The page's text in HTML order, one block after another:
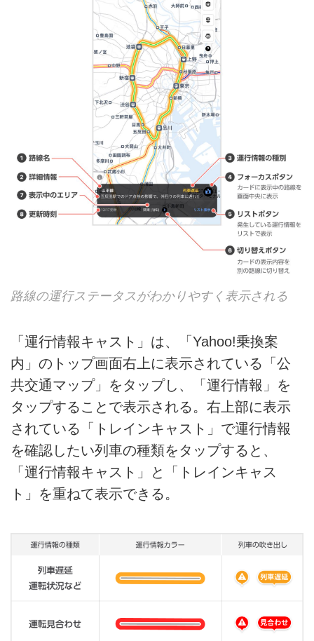
路線の運行ステータスがわかりやすく表示される
「運行情報キャスト」は、「Yahoo!乗換案
内」のトップ画面右上に表示されている「公
共交通マップ」をタップし、「運行情報」を
タップすることで表示される。右上部に表示
されている「トレインキャスト」で運行情報
を確認したい列車の種類をタップすると、
「運行情報キャスト」と「トレインキャス
ト」を重ねて表示できる。